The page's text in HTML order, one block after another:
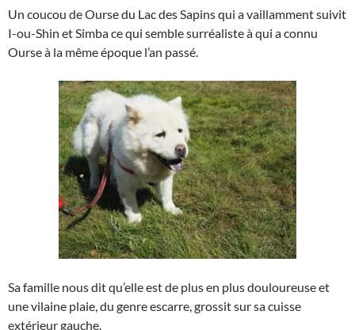
Un coucou de Ourse du Lac des Sapins qui a vaillamment suivit
I-ou-Shin et Simba ce qui semble surréaliste à qui a connu
Ourse à la même époque l’an passé.
Sa famille nous dit qu’elle est de plus en plus douloureuse et
une vilaine plaie, du genre escarre, grossit sur sa cuisse
extérieur gauche.